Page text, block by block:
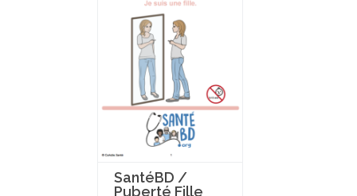
SantéBD /
Puberté Fille